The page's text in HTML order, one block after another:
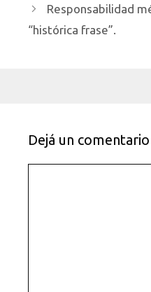
Responsabilidad
“histórica frase”.
Dejá un comentario